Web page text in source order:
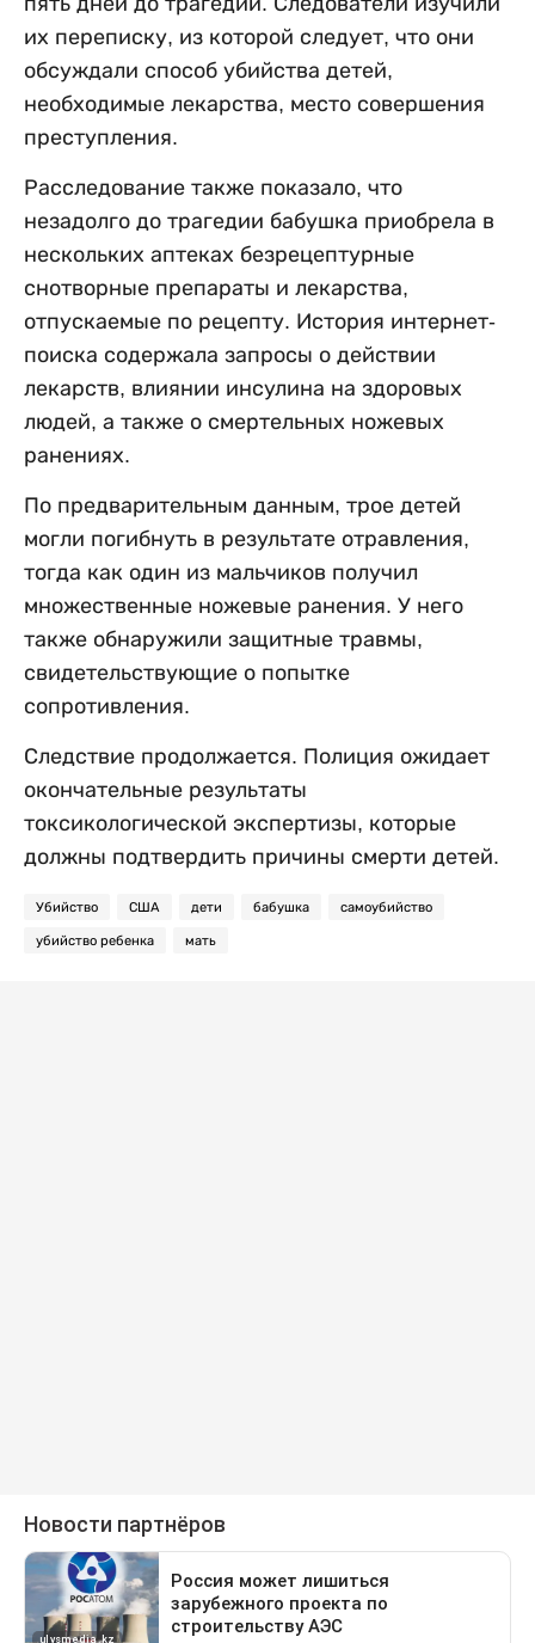
их переписку, из которой следует, что они
обсуждали способ убийства детей,
необходимые лекарства, место совершения
преступления.
Расследование также показало, что
незадолго до трагедии бабушка приобрела в
нескольких аптеках безрецептурные
снотворные препараты и лекарства,
отпускаемые по рецепту. История интернет-
поиска содержала запросы о действии
лекарств, влиянии инсулина на здоровых
людей, а также о смертельных ножевых
ранениях.
По предварительным данным, трое детей
могли погибнуть в результате отравления,
тогда как один из мальчиков получил
множественные ножевые ранения. У него
также обнаружили защитные травмы,
свидетельствующие о попытке
сопротивления.
Следствие продолжается. Полиция ожидает
окончательные результаты
токсикологической экспертизы, которые
должны подтвердить причины смерти детей.
Убийство США дети бабушка самоубийство
убийство ребенка мать